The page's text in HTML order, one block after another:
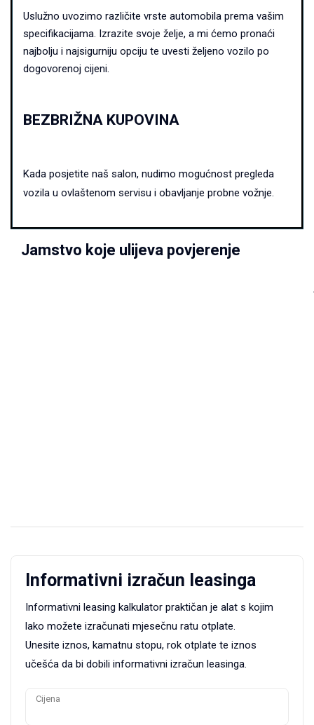
Uslužno uvozimo različite vrste automobila prema vašim
specifikacijama. Izrazite svoje želje, a mi ćemo pronaći
najbolju i najsigurniju opciju te uvesti željeno vozilo po
dogovorenoj cijeni.
BEZBRIŽNA KUPOVINA
Kada posjetite naš salon, nudimo mogućnost pregleda
vozila u ovlaštenom servisu i obavljanje probne vožnje.
Jamstvo koje ulijeva povjerenje
Informativni izračun leasinga
Informativni leasing kalkulator praktičan je alat s kojim
lako možete izračunati mjesečnu ratu otplate.
Unesite iznos, kamatnu stopu, rok otplate te iznos
učešća da bi dobili informativni izračun leasinga.
Cijena